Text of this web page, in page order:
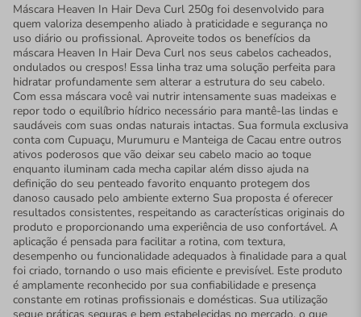
Máscara Heaven In Hair Deva Curl 250g foi desenvolvido para
quem valoriza desempenho aliado à praticidade e segurança no
uso diário ou profissional. Aproveite todos os benefícios da
máscara Heaven In Hair Deva Curl nos seus cabelos cacheados,
ondulados ou crespos! Essa linha traz uma solução perfeita para
hidratar profundamente sem alterar a estrutura do seu cabelo.
Com essa máscara você vai nutrir intensamente suas madeixas e
repor todo o equilíbrio hídrico necessário para mantê-las lindas e
saudáveis com suas ondas naturais intactas. Sua formula exclusiva
conta com Cupuaçu, Murumuru e Manteiga de Cacau entre outros
ativos poderosos que vão deixar seu cabelo macio ao toque
enquanto iluminam cada mecha capilar além disso ajuda na
definição do seu penteado favorito enquanto protegem dos
danoso causado pelo ambiente externo Sua proposta é oferecer
resultados consistentes, respeitando as características originais do
produto e proporcionando uma experiência de uso confortável. A
aplicação é pensada para facilitar a rotina, com textura,
desempenho ou funcionalidade adequados à finalidade para a qual
foi criado, tornando o uso mais eficiente e previsível. Este produto
é amplamente reconhecido por sua confiabilidade e presença
constante em rotinas profissionais e domésticas. Sua utilização